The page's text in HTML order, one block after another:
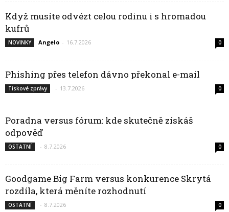
Když musíte odvézt celou rodinu i s hromadou
kufrů
NOVINKY Angelo - 16.7.2026 0
Phishing přes telefon dávno překonal e-mail
Tiskové zprávy - 13.7.2026 0
Poradna versus fórum: kde skutečně získáš
odpověď
OSTATNÍ - 8.7.2026 0
Goodgame Big Farm versus konkurence Skrytá
rozdíla, která měníte rozhodnutí
OSTATNÍ - 8.7.2026 0